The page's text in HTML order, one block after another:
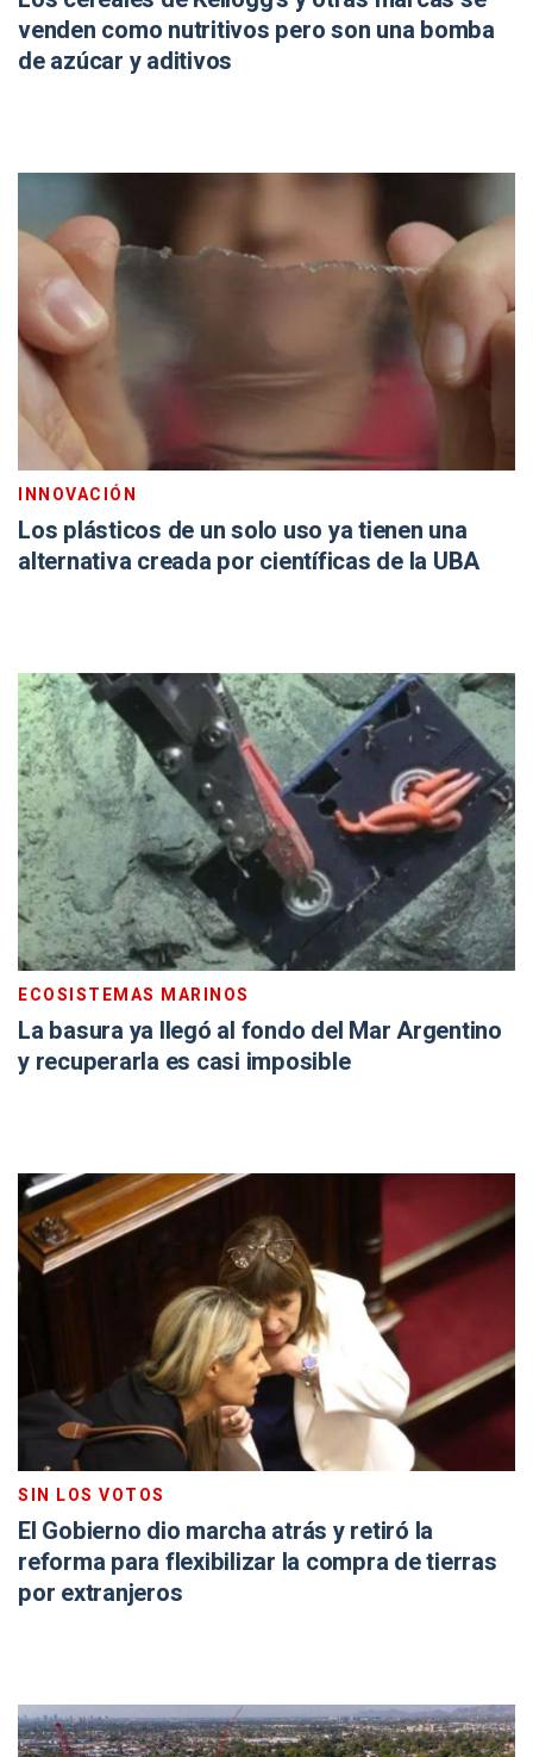
venden como nutritivos pero son una bomba
de azúcar y aditivos
INNOVACIÓN
Los plásticos de un solo uso ya tienen una
alternativa creada por científicas de la UBA
ECOSISTEMAS MARINOS
La basura ya llegó al fondo del Mar Argentino
y recuperarla es casi imposible
SIN LOS VOTOS
El Gobierno dio marcha atrás y retiró la
reforma para flexibilizar la compra de tierras
por extranjeros